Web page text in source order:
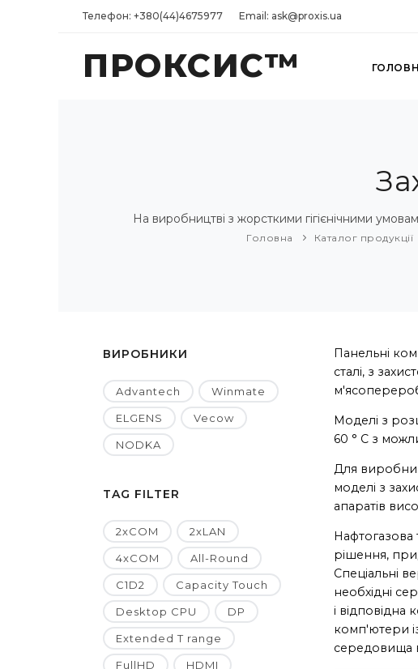
Телефон: +380(44)4675977 Email: ask@proxis.ua
ПРОКСИС™
На виробництві з жорсткими гігієнічними
Головна Каталог продукції
ВИРОБНИКИ
Advantech Winmate
ELGENS Vecow
NODKA
TAG FILTER
2xCOM 2xLAN
4xCOM All-Round
C1D2 Capacity Touch
Desktop CPU DP
Extended T range
FullHD HDMI
Панельні
сталі, з
Моделі з
60 ° C з
Для
моделі з
апаратів
Нафтогазова
рішення,
Спеціальні
необхідні
і відповідна
комп'ютери
середовища